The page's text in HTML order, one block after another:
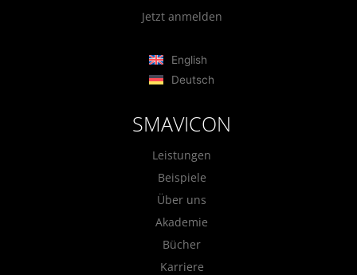
Jetzt anmelden
English
Deutsch
SMAVICON
Leistungen
Beispiele
Über uns
Akademie
Bücher
Karriere